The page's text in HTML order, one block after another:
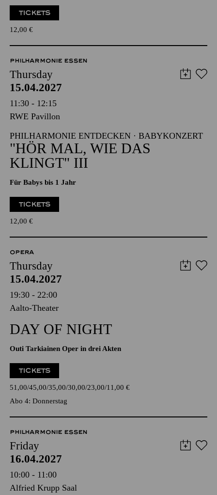
TICKETS
12,00 €
PHILHARMONIE ESSEN
Thursday
15.04.2027
11:30 - 12:15
RWE Pavillon
PHILHARMONIE ENTDECKEN · BABYKONZERT
"HÖR MAL, WIE DAS
KLINGT" III
Für Babys bis 1 Jahr
TICKETS
12,00 €
OPERA
Thursday
15.04.2027
19:30 - 22:00
Aalto-Theater
DAY OF NIGHT
Outi Tarkiainen Oper in drei Akten
TICKETS
51,00 45,00 35,00 30,00 23,00 11,00 €
Abo 4: Donnerstag
PHILHARMONIE ESSEN
Friday
16.04.2027
10:00 - 11:00
Alfried Krupp Saal